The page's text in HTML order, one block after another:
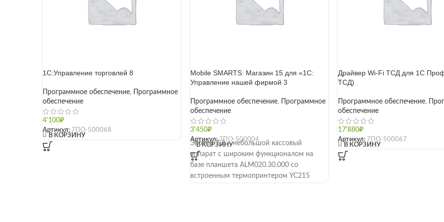
1С:Управление торговлей 8
Программное обеспечение,
Программное
обеспечение
4'100₽
В КОРЗИНУ
Артикул: 7ПО-500068
[]
Mobile SMARTS: Магазин 15 для «1С:
Управление нашей фирмой 3
Программное обеспечение,
Программное
обеспечение
3'450₽
В КОРЗИНУ
Артикул:7ПО-500004
Эвотор 7.2 – небольшой кассовый
аппарат с широким функционалом на
базе планшета ALM020.30.000 со
встроенным термопринтером YC215
Драйвер Wi-Fi ТСД для 1С
ТСД)
Программное обеспечение,
обеспечение
17'880₽
В КОРЗИНУ
Артикул: 7ПО-500067
[]